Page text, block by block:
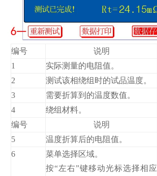
编号
说明
1
实际测量的电阻值。
2
测试该相绕组时的试品温度。
3
需要折算到的温度数值。
4
绕组材料。
编号
说明
5
温度折算后的电阻值。
6
菜单选择区域。
按“左右”键移动光标选择相应